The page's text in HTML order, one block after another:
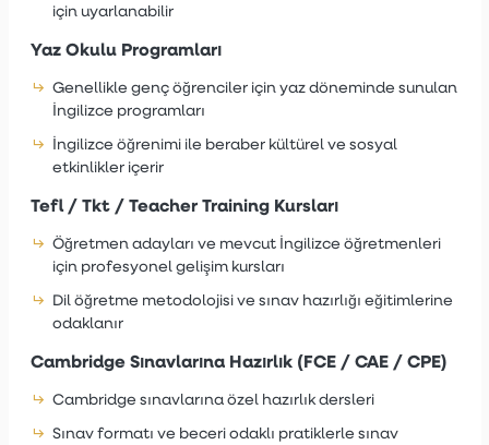
için uyarlanabilir
Yaz Okulu Programları
Genellikle genç öğrenciler için yaz döneminde sunulan
İngilizce programları
İngilizce öğrenimi ile beraber kültürel ve sosyal
etkinlikler içerir
Tefl / Tkt / Teacher Training Kursları
Öğretmen adayları ve mevcut İngilizce öğretmenleri
için profesyonel gelişim kursları
Dil öğretme metodolojisi ve sınav hazırlığı eğitimlerine
odaklanır
Cambridge Sınavlarına Hazırlık (FCE / CAE / CPE)
Cambridge sınavlarına özel hazırlık dersleri
Sınav formatı ve beceri odaklı pratiklerle sınav